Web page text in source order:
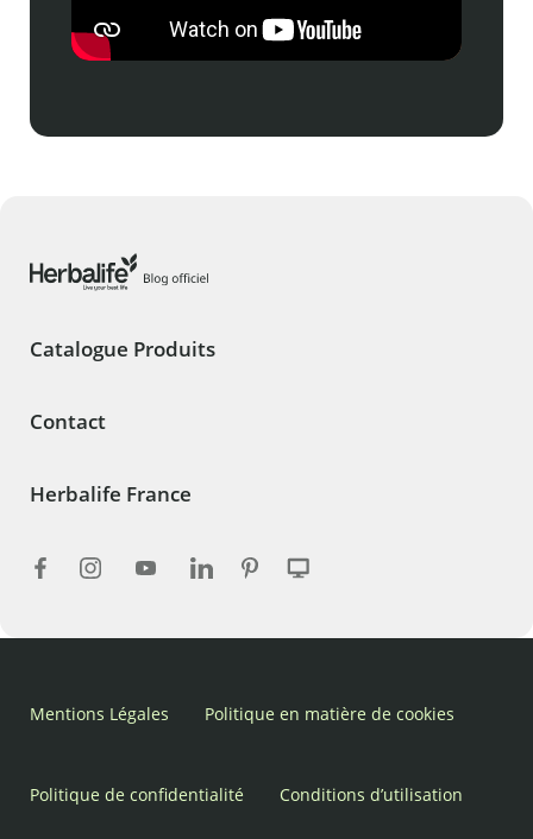
Catalogue Produits
Contact
Herbalife France
Mentions Légales Politique en matière de cookies
Politique de confidentialité Conditions d’utilisation